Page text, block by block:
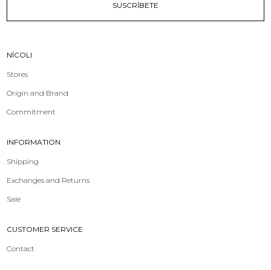
SUSCRÍBETE
NÍCOLI
Stores
Origin and Brand
Commitment
INFORMATION
Shipping
Exchanges and Returns
Sale
CUSTOMER SERVICE
Contact